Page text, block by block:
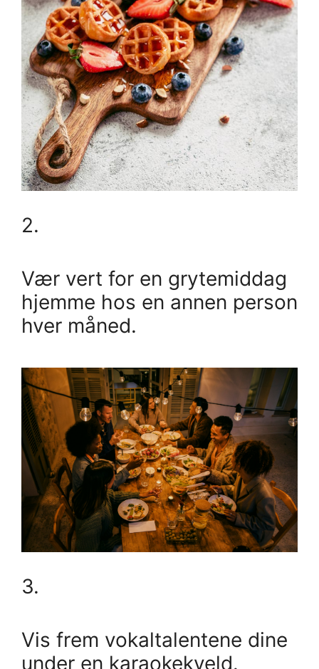
2.
Vær vert for en grytemiddag
hjemme hos en annen person
hver måned.
3.
Vis frem vokaltalentene dine
under en karaokekveld.